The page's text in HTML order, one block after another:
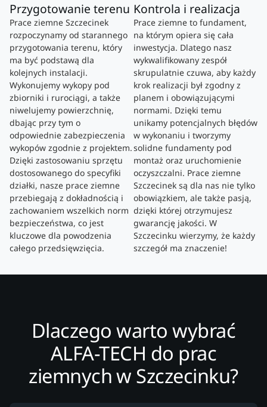
Przygotowanie terenu
Prace ziemne Szczecinek
rozpoczynamy od starannego
przygotowania terenu, który
ma być podstawą dla
kolejnych instalacji.
Wykonujemy wykopy pod
zbiorniki i rurociągi, a także
niwelujemy powierzchnię,
dbając przy tym o
odpowiednie zabezpieczenia
wykopów zgodnie z projektem.
Dzięki zastosowaniu sprzętu
dostosowanego do specyfiki
działki, nasze prace ziemne
przebiegają z dokładnością i
zachowaniem wszelkich norm
bezpieczeństwa, co jest
kluczowe dla powodzenia
całego przedsięwzięcia.
Kontrola i realizacja
Prace ziemne to fundament,
na którym opiera się cała
inwestycja. Dlatego nasz
wykwalifikowany zespół
skrupulatnie czuwa, aby każdy
krok realizacji był zgodny z
planem i obowiązującymi
normami. Dzięki temu
unikamy potencjalnych błędów
w wykonaniu i tworzymy
solidne fundamenty pod
montaż oraz uruchomienie
oczyszczalni. Prace ziemne
Szczecinek są dla nas nie tylko
obowiązkiem, ale także pasją,
dzięki której otrzymujesz
gwarancję jakości. W
Szczecinku wierzymy, że każdy
szczegół ma znaczenie!
Dlaczego warto wybrać
ALFA-TECH do prac
ziemnych w Szczecinku?